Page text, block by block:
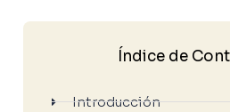
Índice de
Introducción